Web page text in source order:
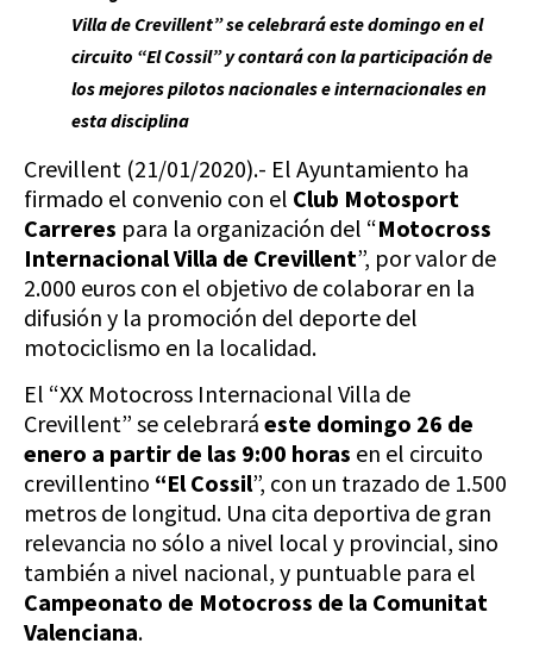
Villa de Crevillent” se celebrará este domingo en el
circuito “El Cossil” y contará con la participación de
los mejores pilotos nacionales e internacionales en
esta disciplina
Crevillent (21/01/2020).- El Ayuntamiento ha
firmado el convenio con el Club Motosport
Carreres para la organización del “Motocross
Internacional Villa de Crevillent”, por valor de
2.000 euros con el objetivo de colaborar en la
difusión y la promoción del deporte del
motociclismo en la localidad.
El “XX Motocross Internacional Villa de
Crevillent” se celebrará este domingo 26 de
enero a partir de las 9:00 horas en el circuito
crevillentino “El Cossil”, con un trazado de 1.500
metros de longitud. Una cita deportiva de gran
relevancia no sólo a nivel local y provincial, sino
también a nivel nacional, y puntuable para el
Campeonato de Motocross de la Comunitat
Valenciana.